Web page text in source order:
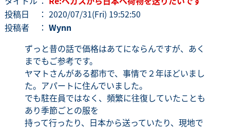
投稿日
： 2020/07/31(Fri) 19:52:50
投稿者
： Wynn
ずっと昔の話で価格はあてにならんですが、あく
までもご参考です。
ヤマトさんがある都市で、事情で２年ほどいまし
た。アパートに住んでいました。
でも駐在員ではなく、頻繁に往復していたことも
あり季節ごとの服を
持って行ったり、日本から送っていたり、現地で